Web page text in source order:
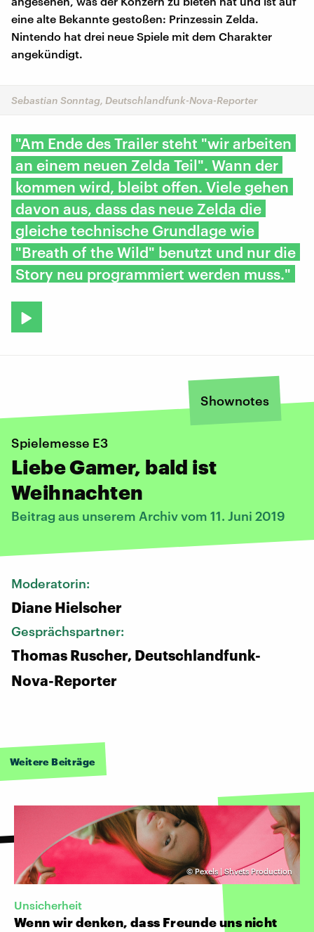
eine alte Bekannte gestoßen: Prinzessin Zelda.
Nintendo hat drei neue Spiele mit dem Charakter
angekündigt.
Sebastian Sonntag, Deutschlandfunk-Nova-Reporter
"Am Ende des Trailer steht "wir arbeiten
an einem neuen Zelda Teil". Wann der
kommen wird, bleibt offen. Viele gehen
davon aus, dass das neue Zelda die
gleiche technische Grundlage wie
"Breath of the Wild" benutzt und nur die
Story neu programmiert werden muss."
Shownotes
Spielemesse E3
Liebe Gamer, bald ist
Weihnachten
Beitrag aus unserem Archiv vom 11. Juni 2019
Moderatorin:
Diane Hielscher
Gesprächspartner:
Thomas Ruscher, Deutschlandfunk-
Nova-Reporter
Weitere Beiträge
©Pexels | Shvets Production
Unsicherheit
Wenn wir denken, dass Freunde uns nicht